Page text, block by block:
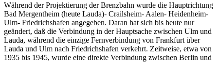
Während der Projektierung der Brenzbahn wurde die Hauptrichtung
Bad Mergentheim (heute Lauda)- Crailsheim- Aalen- Heidenheim-
Ulm- Friedrichshafen angegeben. Daran hat sich bis heute nur
geändert, daß die Verbindung in der Hauptsache zwischen Ulm und
Lauda, während die einzige Fernverbindung von Frankfurt über
Lauda und Ulm nach Friedrichshafen verkehrt. Zeitweise, etwa von
1935 bis 1945, wurde eine direkte Verbindung zwischen Berlin und